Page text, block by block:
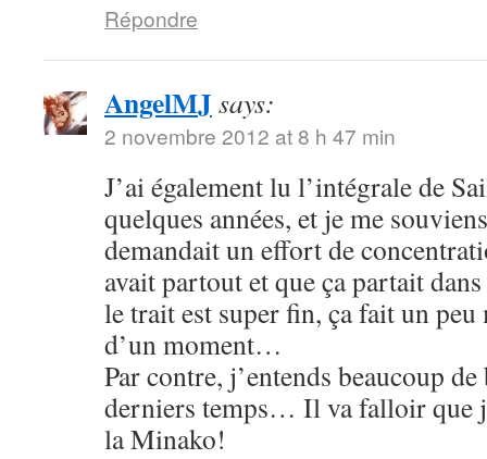
Répondre
AngelMJsays:
2 novembre 2012 at 8 h 47 min
J’ai également lu l’intégrale de
quelques années, et je me
demandait un effort de
avait partout et que ça partait
le trait est super fin, ça fait un
d’un moment…
Par contre, j’entends beaucoup
derniers temps… Il va falloir que
la Minako!